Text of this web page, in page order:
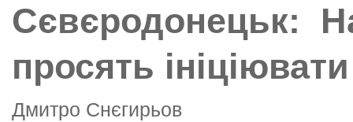
Сєвєродонецьк:
просять
Дмитро Снєгирьов